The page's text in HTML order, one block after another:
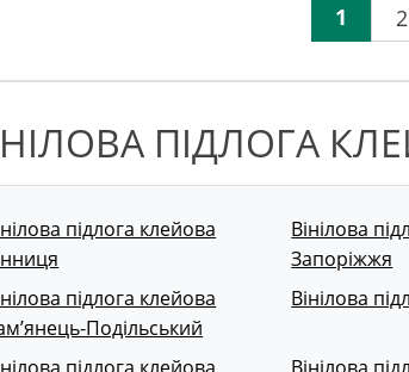
1 2
ПІДЛОГА
підлога клейова
Вінілова
Запоріжжя
підлога клейова
Подільський
Вінілова